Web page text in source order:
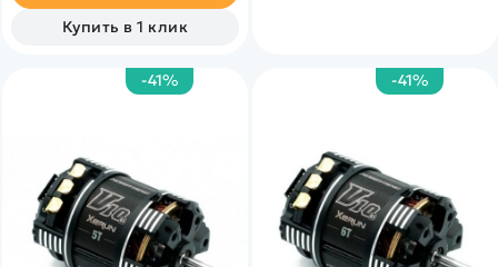
Купить в 1 клик
-41% -41%